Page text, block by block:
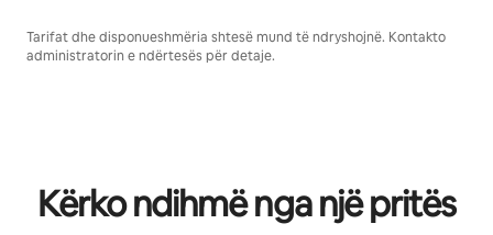
Tarifat dhe disponueshmëria shtesë mund të ndryshojnë. Kontakto
administratorin e ndërtesës për detaje.
Kërko ndihmë nga një pritës